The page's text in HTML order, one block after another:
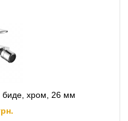
биде, хром, 26 мм